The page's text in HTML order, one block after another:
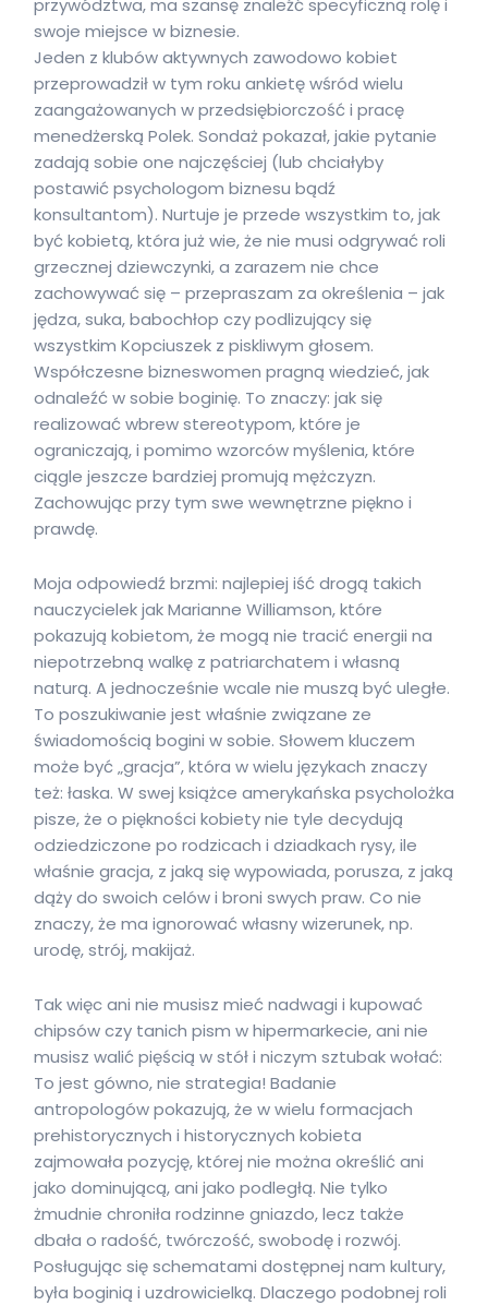
przywództwa, ma szansę znaleźć specyficzną rolę i
swoje miejsce w biznesie.
Jeden z klubów aktywnych zawodowo kobiet
przeprowadził w tym roku ankietę wśród wielu
zaangażowanych w przedsiębiorczość i pracę
menedżerską Polek. Sondaż pokazał, jakie pytanie
zadają sobie one najczęściej (lub chciałyby
postawić psychologom biznesu bądź
konsultantom). Nurtuje je przede wszystkim to, jak
być kobietą, która już wie, że nie musi odgrywać roli
grzecznej dziewczynki, a zarazem nie chce
zachowywać się – przepraszam za określenia – jak
jędza, suka, babochłop czy podlizujący się
wszystkim Kopciuszek z piskliwym głosem.
Współczesne bizneswomen pragną wiedzieć, jak
odnaleźć w sobie boginię. To znaczy: jak się
realizować wbrew stereotypom, które je
ograniczają, i pomimo wzorców myślenia, które
ciągle jeszcze bardziej promują mężczyzn.
Zachowując przy tym swe wewnętrzne piękno i
prawdę.
Moja odpowiedź brzmi: najlepiej iść drogą takich
nauczycielek jak Marianne Williamson, które
pokazują kobietom, że mogą nie tracić energii na
niepotrzebną walkę z patriarchatem i własną
naturą. A jednocześnie wcale nie muszą być uległe.
To poszukiwanie jest właśnie związane ze
świadomością bogini w sobie. Słowem kluczem
może być „gracja”, która w wielu językach znaczy
też: łaska. W swej książce amerykańska psycholożka
pisze, że o piękności kobiety nie tyle decydują
odziedziczone po rodzicach i dziadkach rysy, ile
właśnie gracja, z jaką się wypowiada, porusza, z jaką
dąży do swoich celów i broni swych praw. Co nie
znaczy, że ma ignorować własny wizerunek, np.
urodę, strój, makijaż.
Tak więc ani nie musisz mieć nadwagi i kupować
chipsów czy tanich pism w hipermarkecie, ani nie
musisz walić pięścią w stół i niczym sztubak wołać:
To jest gówno, nie strategia! Badanie
antropologów pokazują, że w wielu formacjach
prehistorycznych i historycznych kobieta
zajmowała pozycję, której nie można określić ani
jako dominującą, ani jako podległą. Nie tylko
żmudnie chroniła rodzinne gniazdo, lecz także
dbała o radość, twórczość, swobodę i rozwój.
Posługując się schematami dostępnej nam kultury,
była boginią i uzdrowicielką. Dlaczego podobnej roli